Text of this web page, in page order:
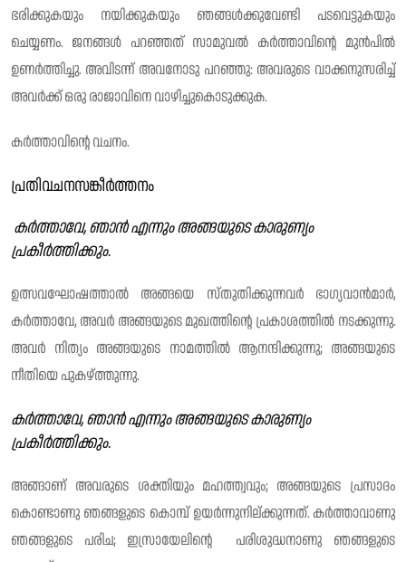
ഭരിക്കുകയും നയിക്കുകയും ഞങ്ങൾക്കുവേണ്ടി പടവെട്ടുകയും
ചെയ്യണം. ജനങ്ങൾ പറഞ്ഞത് സാമുവൽ കർത്താവിൻ്റെ മുൻപിൽ
ഉണർത്തിച്ചു. അവിടന്ന് അവനോടു പറഞ്ഞു: അവരുടെ വാക്കനുസരിച്ച്
അവർക്ക് ഒരു രാജാവിനെ വാഴിച്ചുകൊടുക്കുക.
കർത്താവിന്റെ വചനം.
പ്രതിവചനസങ്കീർത്തനം
കർത്താവേ, ഞാൻ എന്നും അങ്ങയുടെ കാരുണ്യം
പ്രകീർത്തിക്കും.
ഉത്സവഘോഷത്താൽ അങ്ങയെ സ്തുതിക്കുന്നവർ ഭാഗ്യവാൻമാർ,
കർത്താവേ, അവർ അങ്ങയുടെ മുഖത്തിന്റെ പ്രകാശത്തിൽ നടക്കുന്നു.
അവർ നിത്യം അങ്ങയുടെ നാമത്തിൽ ആനന്ദിക്കുന്നു; അങ്ങയുടെ
നീതിയെ പുകഴ്ത്തുന്നു.
കർത്താവേ, ഞാൻ എന്നും അങ്ങയുടെ കാരുണ്യം
പ്രകീർത്തിക്കും.
അങ്ങാണ് അവരുടെ ശക്തിയും മഹത്ത്വവും; അങ്ങയുടെ പ്രസാദം
കൊണ്ടാണു ഞങ്ങളുടെ കൊമ്പ് ഉയർന്നുനില്ക്കുന്നത്. കർത്താവാണു
ഞങ്ങളുടെ പരിച; ഇസ്രായേലിന്റെ പരിശുദ്ധനാണു ഞങ്ങളുടെ